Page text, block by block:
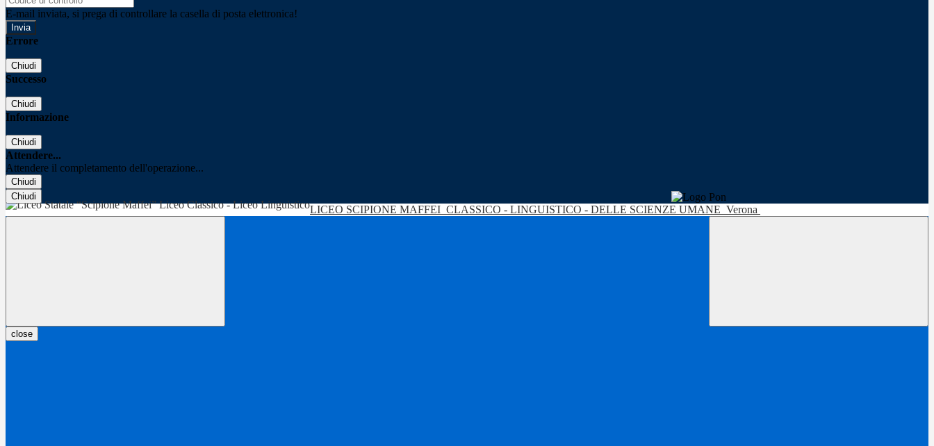
E-mail inviata, si prega di controllare la casella di posta elettronica!
Errore
Chiudi
Successo
Chiudi
Informazione
Chiudi
Attendere...
Attendere il completamento dell'operazione...
Chiudi
Chiudi
LICEO SCIPIONE MAFFEI CLASSICO - LINGUISTICO - DELLE SCIENZE UMANE Verona
close